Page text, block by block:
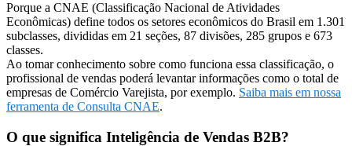
Porque a CNAE (Classificação Nacional de Atividades
Econômicas) define todos os setores econômicos do Brasil em 1.301
subclasses, divididas em 21 seções, 87 divisões, 285 grupos e 673
classes.
Ao tomar conhecimento sobre como funciona essa classificação, o
profissional de vendas poderá levantar informações como o total de
empresas de Comércio Varejista, por exemplo. Saiba mais em nossa
ferramenta de Consulta CNAE.
O que significa Inteligência de Vendas B2B?